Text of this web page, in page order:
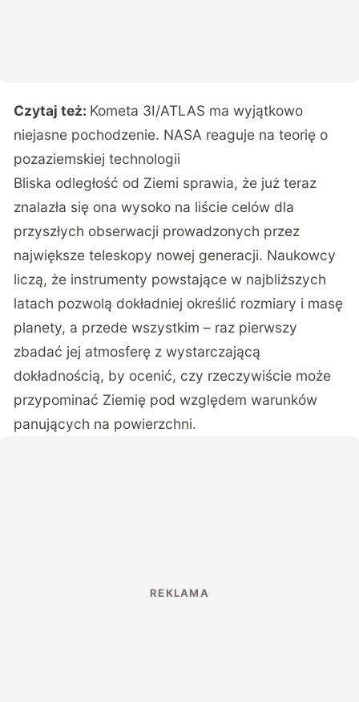
Czytaj też: Kometa 3I/ATLAS ma wyjątkowo
niejasne pochodzenie. NASA reaguje na teorię o
pozaziemskiej technologii
Bliska odległość od Ziemi sprawia, że już teraz
znalazła się ona wysoko na liście celów dla
przyszłych obserwacji prowadzonych przez
największe teleskopy nowej generacji. Naukowcy
liczą, że instrumenty powstające w najbliższych
latach pozwolą dokładniej określić rozmiary i masę
planety, a przede wszystkim – raz pierwszy
zbadać jej atmosferę z wystarczającą
dokładnością, by ocenić, czy rzeczywiście może
przypominać Ziemię pod względem warunków
panujących na powierzchni.